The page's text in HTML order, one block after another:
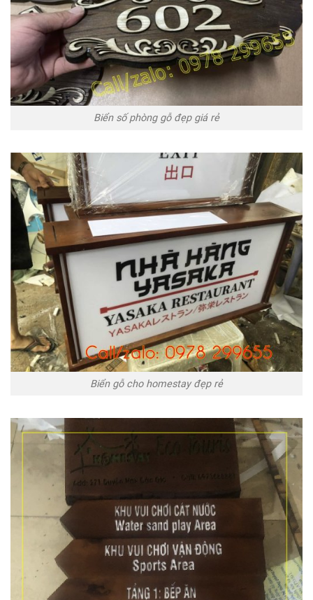
Biển số phòng gỗ đẹp giá rẻ
Biển gỗ cho homestay đẹp rẻ